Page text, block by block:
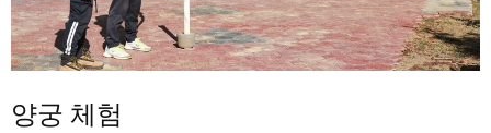
양궁 체험